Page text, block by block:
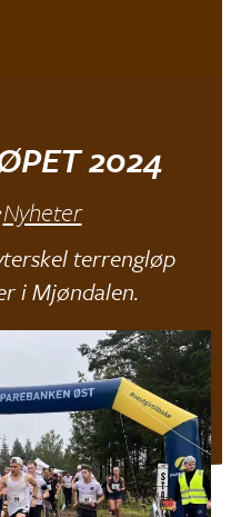
2024
Nyheter
terrengløp
i Mjøndalen.